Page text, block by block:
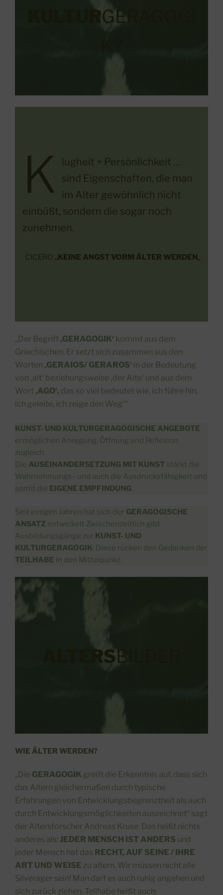
KULTURGERAGOGI
K
lugheit + Persönlichkeit …
sind Eigenschaften, die man
im Alter gewöhnlich nicht
einbüßt, sondern die sogar noch
zunehmen.
CICERO „KEINE ANGST VORM ÄLTER WERDEN„
„Der Begriff ‚GERAGOGIK‘ kommt aus dem
Griechischen. Er setzt sich zusammen aus den
Worten ‚GERAIOS/ GERAROS‘ in der Bedeutung
von ‚alt‘ beziehungsweise ‚der Alte‘ und aus dem
Wort ‚AGO‘, das so viel bedeutet wie, ich führe hin,
ich geleite, ich zeige den Weg‘“
KUNST- UND KULTURGERAGOGISCHE ANGEBOTE
ermöglichen Anregung, Öffnung und Reflexion
zugleich.
Die AUSEINANDERSETZUNG MIT KUNST stärkt die
Wahrnehmungs– und auch die Ausdrucksfähigkeit und
somit die EIGENE EMPFINDUNG.
Seit einigen Jahren hat sich der GERAGOGISCHE
ANSATZ entwickelt Zwischenzeitlich gibt
Ausbildungsgänge zur KUNST- UND
KULTURGERAGOGIK: Diese rücken den Gedanken der
TEILHABE in den Mittelpunkt.
ALTERSBILDER
WIE ÄLTER WERDEN?
„Die GERAGOGIK greift die Erkenntnis auf, dass sich
das Altern gleichermaßen durch typische
Erfahrungen von Entwicklungsbegrenztheit als auch
durch Entwicklungsmöglichkeiten auszeichnet“ sagt
der Altersforscher Andreas Kruse. Das heißt nichts
anderes als: JEDER MENSCH IST ANDERS und
jeder Mensch hat das RECHT, AUF SEINE / IHRE
ART UND WEISE zu altern. Wir müssen nicht alle
Silverager sein! Man darf es auch ruhig angehen und
sich zurück ziehen. Teilhabe heißt auch: